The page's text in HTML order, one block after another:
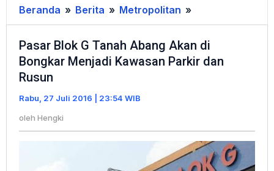
Beranda » Berita » Metropolitan »
Blok
G
Tanah
Bongkar
Menjadi
Kawasan
Pasar Blok G Tanah Abang Akan di
Bongkar Menjadi Kawasan Parkir dan
Rusun
Rabu, 27 Juli 2016 | 23:54 WIB
oleh Hengki